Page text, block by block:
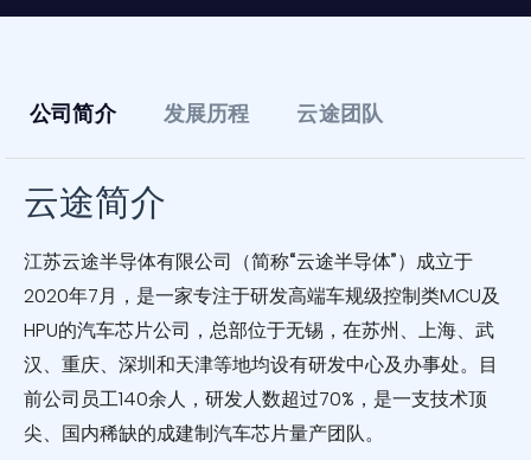
公司简介 发展历程 云途团队
云途简介
江苏云途半导体有限公司（简称“云途半导体”） 成立于
2020年7月，是一家专注于研发高端车规级控制类MCU及
HPU的汽车芯片公司，总部位于无锡，在苏州、上海、武
汉、重庆、深圳和天津等地均设有研发中心及办事处。目
前公司员工140余人，研发人数超过70%，是一支技术顶
尖、国内稀缺的成建制汽车芯片量产团队。